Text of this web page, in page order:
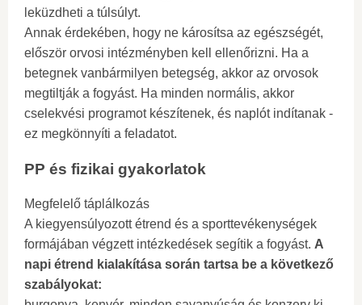
leküzdheti a túlsúlyt.
Annak érdekében, hogy ne károsítsa az egészségét,
először orvosi intézményben kell ellenőrizni. Ha a
betegnek vanbármilyen betegség, akkor az orvosok
megtiltják a fogyást. Ha minden normális, akkor
cselekvési programot készítenek, és naplót indítanak -
ez megkönnyíti a feladatot.
PP és fizikai gyakorlatok
Megfelelő táplálkozás
A kiegyensúlyozott étrend és a sporttevékenységek
formájában végzett intézkedések segítik a fogyást. A
napi étrend kialakítása során tartsa be a következő
szabályokat: